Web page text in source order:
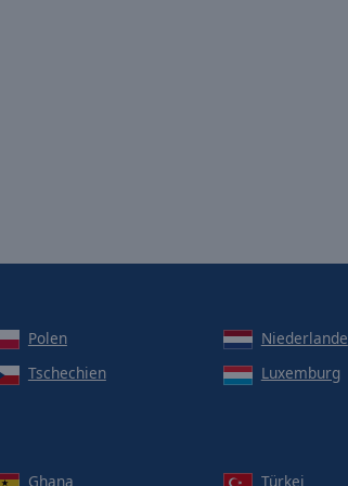
Polen Niederlande
Tschechien Luxemburg
Ghana Türkei